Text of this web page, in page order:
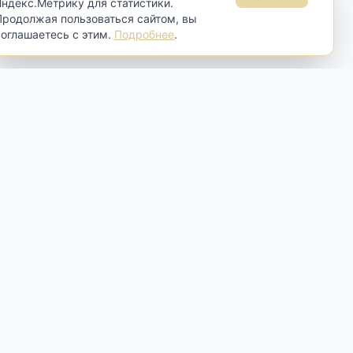
для статистики.
пользоваться сайтом, вы
с этим. Подробнее.